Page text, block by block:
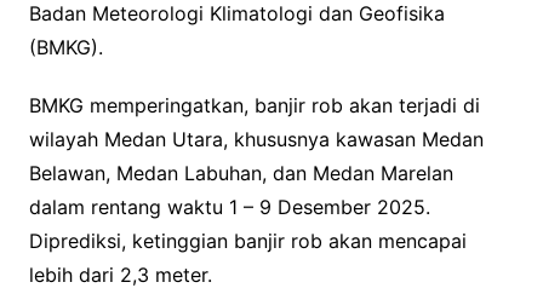
Badan Meteorologi Klimatologi dan Geofisika
(BMKG).
BMKG memperingatkan, banjir rob akan terjadi di
wilayah Medan Utara, khususnya kawasan Medan
Belawan, Medan Labuhan, dan Medan Marelan
dalam rentang waktu 1 – 9 Desember 2025.
Diprediksi, ketinggian banjir rob akan mencapai
lebih dari 2,3 meter.